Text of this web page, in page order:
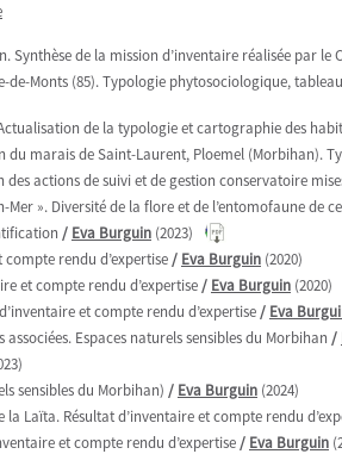
de la mission d’inventaire réalisée par le
Monts (85). Typologie phytosociologique,
de la typologie et cartographie des
marais de Saint-Laurent, Ploemel (Morbihan).
actions de suivi et de gestion conservatoire
». Diversité de la flore et de l’entomofaune de
/ Eva Burguin (2023)
compte rendu d’expertise/ Eva Burguin (2020)
et compte rendu d’expertise/ Eva Burguin (2020)
et compte rendu d’expertise/ Eva
Espaces naturels sensibles du Morbihan /
sensibles du Morbihan) / Eva Burguin (2024)
la Laïta. Résultat d’inventaire et compte rendu
et compte rendu d’expertise/ Eva Burguin